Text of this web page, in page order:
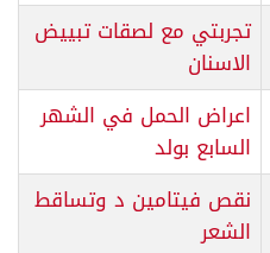
تجربتي مع لصقات تبييض
الاسنان
اعراض الحمل في الشهر
السابع بولد
نقص فيتامين د وتساقط
الشعر